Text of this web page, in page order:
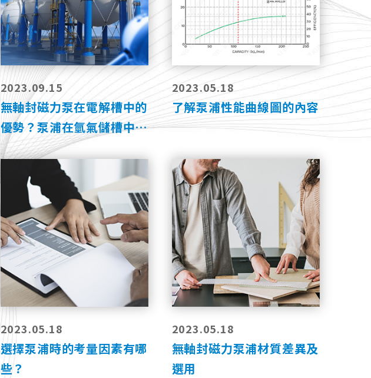
2023.09.15
無軸封磁力泵在電解槽中的
優勢？泵浦在氫氣儲槽中的
應用？
2023.05.18
了解泵浦性能曲線圖的內容
2023.05.18
選擇泵浦時的考量因素有哪
些？
2023.05.18
無軸封磁力泵浦材質差異及
選用